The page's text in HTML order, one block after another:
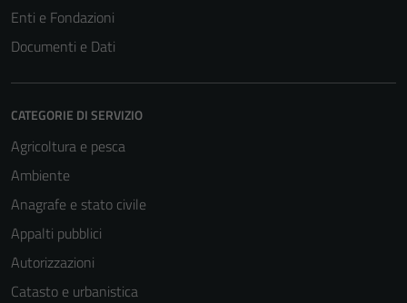
Enti e Fondazioni
Documenti e Dati
CATEGORIE DI SERVIZIO
Agricoltura e pesca
Ambiente
Anagrafe e stato civile
Appalti pubblici
Autorizzazioni
Catasto e urbanistica